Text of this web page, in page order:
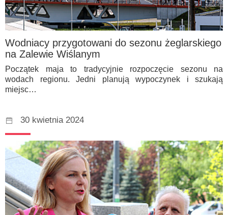
Wodniacy przygotowani do sezonu żeglarskiego
na Zalewie Wiślanym
Początek maja to tradycyjnie rozpoczęcie sezonu na
wodach regionu. Jedni planują wypoczynek i szukają
miejsc…
30 kwietnia 2024